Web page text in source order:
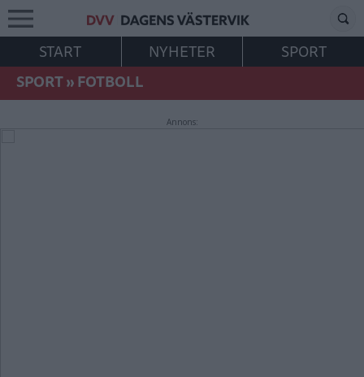
START NYHETER
SPORT
SPORT»FOTBOLL
Annons: